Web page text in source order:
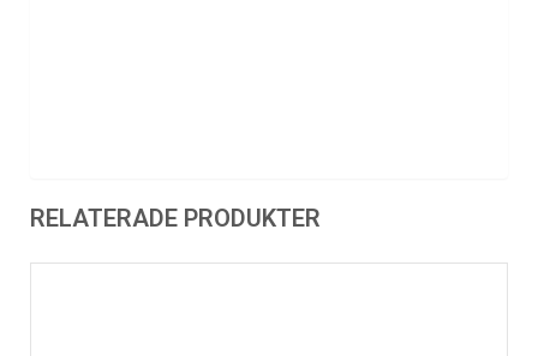
RELATERADE PRODUKTER